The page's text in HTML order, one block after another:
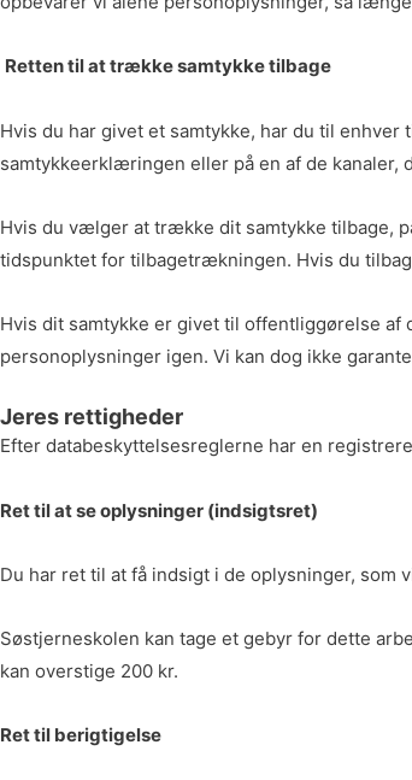
Retten til at trække samtykke tilbage
Hvis du har givet et samtykke, har du til
samtykkeerklæringen eller på en af de kanaler,
Hvis du vælger at trække dit samtykke tilbage,
tidspunktet for tilbagetrækningen. Hvis du
Hvis dit samtykke er givet til offentliggørelse
personoplysninger igen. Vi kan dog ikke
Jeres rettigheder
Efter databeskyttelsesreglerne har en
Ret til at se oplysninger (indsigtsret)
Du har ret til at få indsigt i de oplysninger,
Søstjerneskolen kan tage et gebyr for dette
kan overstige 200 kr.
Ret til berigtigelse